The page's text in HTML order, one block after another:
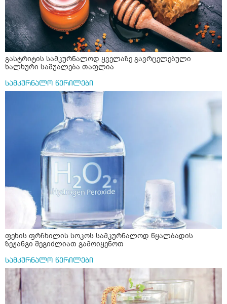
ავადუღო, ცოტა გათბეს და მერე ჩავყარო კურკუმა? და
საღამოს ვახშამზე რომ მივიღო თუ შეიძლება? P.S მიზანი
არის ანთების საწინააღმდეგო,ანტიოქსიდანტური და
დამამშვიდებელი( მშვიდი ძილისთვის)
გასტრიტის სამკურნალოდ ყველაზე გავრცელებული
ხალხური საშუალება თაფლია
სამკურნალო წერილები
ფეხის ფრჩხილის სოკოს სამკურნალოდ წყალბადის
ზეჟანგი შეგიძლიათ გამოიყენოთ
სამკურნალო წერილები